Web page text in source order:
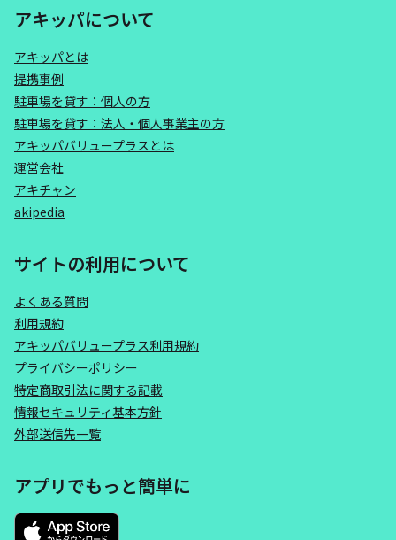
アキッパについて
アキッパとは
提携事例
駐車場を貸す：個人の方
駐車場を貸す：法人・個人事業主の方
アキッパバリュープラスとは
運営会社
アキチャン
akipedia
サイトの利用について
よくある質問
利用規約
アキッパバリュープラス利用規約
プライバシーポリシー
特定商取引法に関する記載
情報セキュリティ基本方針
外部送信先一覧
アプリでもっと簡単に